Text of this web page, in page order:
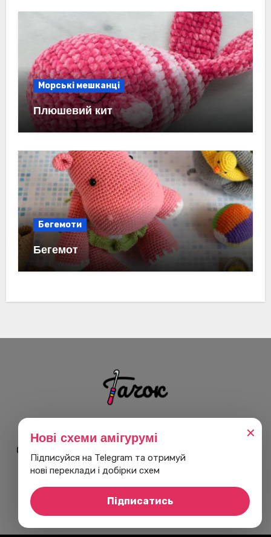
Морські мешканці
Плюшевий кит
Бегемоти
Бегемот
Гачок
Схеми амігурумі, описи, майстер-класи з в'язання
гачком українською
✕
Нові схеми амігурумі
Підписуйся на Telegram та отримуй
нові переклади і добірки схем
Підписатись